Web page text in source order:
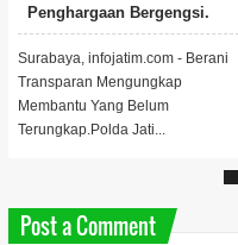
Penghargaan Bergengsi.
Surabaya, infojatim.com - Berani
Transparan Mengungkap
Membantu Yang Belum
Terungkap.Polda Jati...
Post a Comment